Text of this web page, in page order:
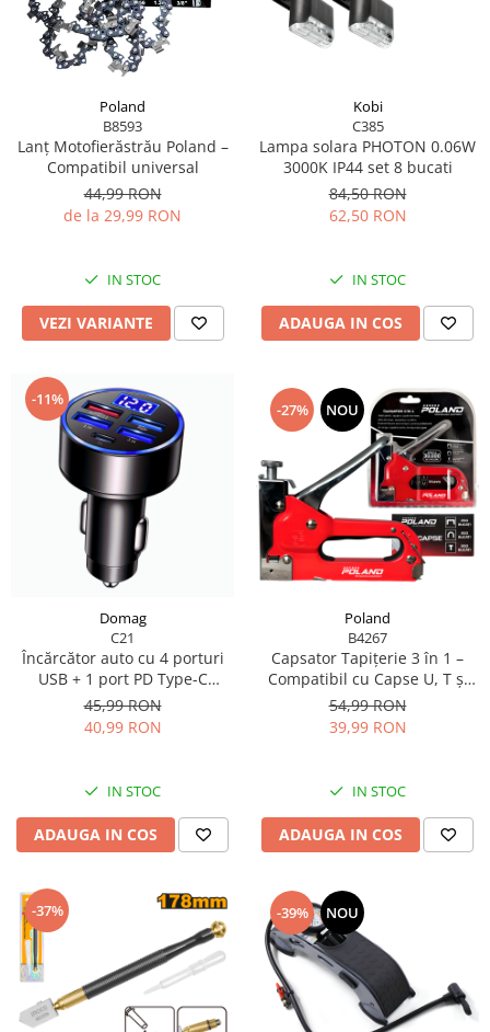
Mașini de șlefuit
Măști de sudură
Picamere
Polizoare unghiulare
Capsatoare
Accesorii pentru drujbă
Echipamente de protecție
Foarfece tablă
Grătare și accesorii
Instalații sanitare
Mașină de tocat carne
Mori electrice
Oale și vase de gătit
Pistol pentru vopsit
Pompă, hidrofor
Presostate/Regulatoare de
presiune
Prelate și Folii de Protecție
Prelungitoare
Accesorii rindele
Scule electrice
Accesorii pentru polizor
Compresoare aer
Fierastrau sabie
Fierăstrău circular
Flexuri
Mixere mortar
Poland
B8593
Lanț Motofierăstrău Poland –
Compatibil universal
44,99 RON
de la 29,99 RON
IN STOC
VEZI VARIANTE
Kobi
C385
Lampa solara PHOTON 0.06W
3000K IP44 set 8 bucati
84,50 RON
62,50 RON
IN STOC
ADAUGA IN COS
-11%
Domag
C21
Încărcător auto cu 4 porturi
USB + 1 port PD Type-C
(QC3.0) cu afișaj digital LED și
Încărcare rapidă pentru orice
telefon mobil
45,99 RON
40,99 RON
IN STOC
ADAUGA IN COS
-27% NOU
Poland
B4267
Capsator Tapițerie 3 în 1 –
Compatibil cu Capse U, T și
Standard, Reglaj Forță, 600
Capse Incluse
54,99 RON
39,99 RON
IN STOC
ADAUGA IN COS
-37% -39% NOU